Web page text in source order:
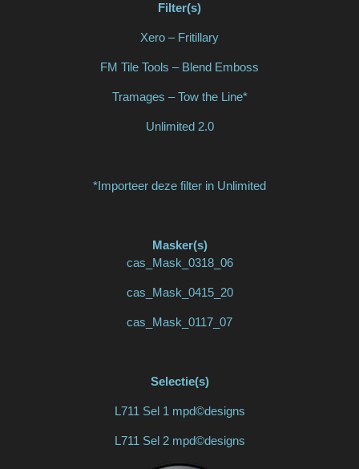
Filter(s)
Xero – Fritillary
FM Tile Tools – Blend Emboss
Tramages – Tow the Line*
Unlimited 2.0
*Importeer deze filter in Unlimited
Masker(s)
cas_Mask_0318_06
cas_Mask_0415_20
cas_Mask_0117_07
Selectie(s)
L711 Sel 1 mpd©designs
L711 Sel 2 mpd©designs